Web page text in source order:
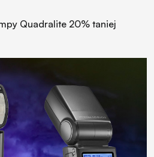
Quadralite 20% taniej